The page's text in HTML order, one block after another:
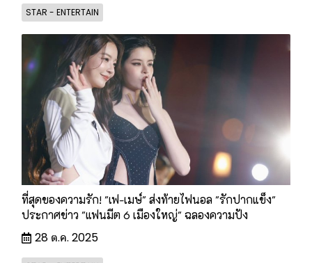
STAR - ENTERTAIN
ที่สุดของความรัก! "เฟ-เมษ์" ส่งท้ายไฟนอล "รักปากแข็ง"
ประกาศข่าว "แฟนมีต 6 เมืองใหญ่" ฉลองความปัง
28 ต.ค. 2025